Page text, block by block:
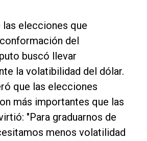
elecciones que
del
buscó llevar
la volatibilidad del dólar.
que las elecciones
más importantes que las
"Para graduarnos de
menos volatilidad